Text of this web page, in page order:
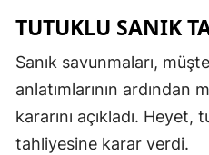
TUTUKLU SANIK
Sanık savunmaları,
anlatımlarının ardından
kararını açıkladı. Heyet,
tahliyesine karar verdi.